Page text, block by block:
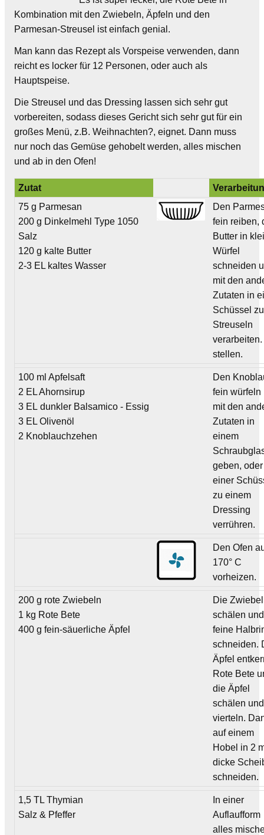
Kombination mit den Zwiebeln, Äpfeln und den
Parmesan-Streusel ist einfach genial.
Man kann das Rezept als Vorspeise verwenden, dann
reicht es locker für 12 Personen, oder auch als
Hauptspeise.
Die Streusel und das Dressing lassen sich sehr gut
vorbereiten, sodass dieses Gericht sich sehr gut für ein
großes Menü, z.B. Weihnachten?, eignet. Dann muss
nur noch das Gemüse gehobelt werden, alles mischen
und ab in den Ofen!
Zutat
75 g Parmesan
200 g Dinkelmehl Type 1050
Salz
120 g kalte Butter
2-3 EL kaltes Wasser
Den
fein reiben,
Butter in
Würfel
schneiden
mit den
Zutaten in
Schüssel zu
Streuseln
stellen.
100 ml Apfelsaft
2 EL Ahornsirup
3 EL dunkler Balsamico - Essig
3 EL Olivenöl
2 Knoblauchzehen
Den
fein würfeln
mit den
Zutaten in
einem
geben,
einer
zu einem
Dressing
verrühren.
Den Ofen
170° C
vorheizen.
200 g rote Zwiebeln
1 kg Rote Bete
400 g fein-säuerliche Äpfel
Die
schälen
feine
schneiden.
Äpfel
Rote Bete
die Äpfel
schälen und
vierteln.
auf einem
Hobel in 2
dicke
schneiden.
1,5 TL Thymian
Salz & Pfeffer
In einer
Auflaufform
alles